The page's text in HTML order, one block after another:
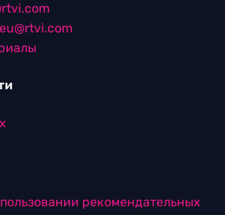
рекомендательных